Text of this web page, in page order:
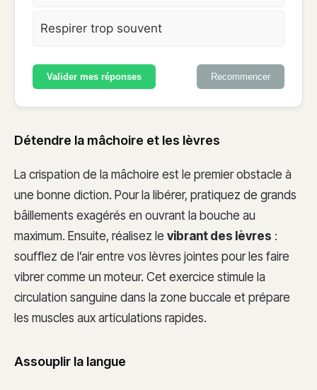
Respirer trop souvent
Valider mes réponses Recommencer
Détendre la mâchoire et les lèvres
La crispation de la mâchoire est le premier obstacle à
une bonne diction. Pour la libérer, pratiquez de grands
bâillements exagérés en ouvrant la bouche au
maximum. Ensuite, réalisez le vibrant des lèvres :
soufflez de l’air entre vos lèvres jointes pour les faire
vibrer comme un moteur. Cet exercice stimule la
circulation sanguine dans la zone buccale et prépare
les muscles aux articulations rapides.
Assouplir la langue